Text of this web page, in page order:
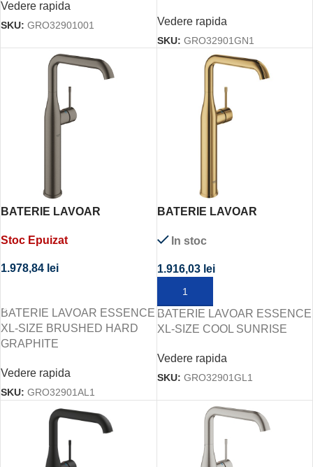
Vedere rapida
SKU: GRO32901001 Vedere rapida
SKU: GRO32901GN1
BATERIE LAVOAR
BRUSHED HARD GRAPHITE
Stoc Epuizat
1.978,84 lei
BATERIE LAVOAR ESSENCE
XL-SIZE BRUSHED HARD
GRAPHITE
Vedere rapida
SKU: GRO32901AL1
BATERIE LAVOAR
SUNRISE
In stoc
1.916,03 lei
ADAUGĂ ÎN COȘ
BATERIE LAVOAR ESSENCE
XL-SIZE COOL SUNRISE
Vedere rapida
SKU: GRO32901GL1